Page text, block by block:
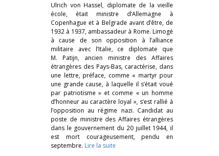
Ulrich von Hassel, diplomate de la vieille
école, était ministre d’Allemagne à
Copenhague et à Belgrade avant d’être, de
1932 à 1937, ambassadeur à Rome. Limogé
à cause de son opposition à l’alliance
militaire avec l’Italie, ce diplomate que
M. Patijn, ancien ministre des Affaires
étrangères des Pays-Bas, caractérise, dans
une lettre, préface, comme « martyr pour
une grande cause, à laquelle il s’était voué
par patriotisme » et comme « un homme
d’honneur au caractère loyal », s’est rallié à
l’opposition au régime nazi. Candidat au
poste de ministre des Affaires étrangères
dans le gouvernement du 20 juillet 1944, il
est mort courageusement, pendu en
septembre. Lire la suite